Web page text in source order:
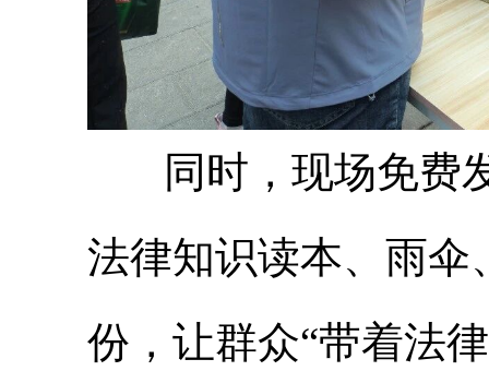
同时，现场免费
法律知识读本、雨伞
份，让群众“带着法